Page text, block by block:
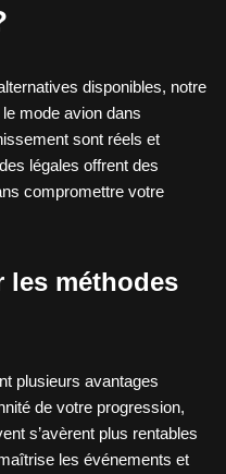
disponibles, notre
mode avion dans
sont réels et
légales offrent des
compromettre votre
méthodes
plusieurs avantages
de votre progression,
s’avèrent plus rentables
les événements et